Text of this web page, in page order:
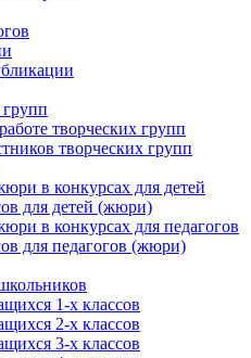
творческих групп
творческих групп
в конкурсах для детей
для детей (жюри)
в конкурсах для педагогов
для педагогов (жюри)
1-х классов
2-х классов
3-х классов